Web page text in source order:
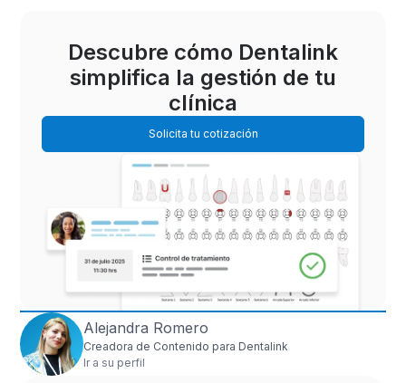
Descubre cómo Dentalink
simplifica la gestión de tu
clínica
Solicita tu cotización
Alejandra Romero
Creadora de Contenido para Dentalink
Ir a su perfil